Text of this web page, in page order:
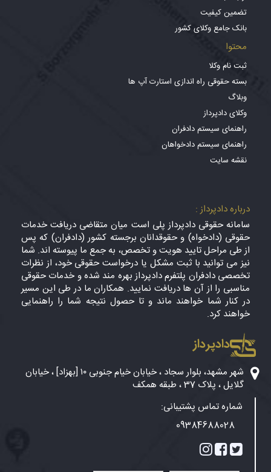
تضمین کیفیت
بانک جامع وکلای کشور
محتوا
ثبت نام وکلا
بسته حقوقی راه اندازی استارت آپ ها
وبلاگ
وکلای دادپرداز
راهنمای سیستم دادفران
راهنمای سیستم دادخواهان
نقشه سایت
درباره دادپرداز :
سامانه حقوقی دادپرداز پلی است میان متقاضی دریافت خدمات
حقوقی (دادخواه) و حقوقدانان برجسته کشور (دادفران) که پس
از طی مراحل تایید هویت و تخصص، به جمع ما پیوسته اند. شما
نیز می توانید با ثبت مشکل یا درخواست حقوقی خود، از نظرات
تخصصی دادفران پلتفرم دادپرداز بهره مند شده و خدمات حقوقی
مناسبی را از آن ها دریافت نمایید. همکاران ما در طی این مسیر
در کنار شما خواهند ماند و تا حصول نتیجه شما را راهنمایی
خواهند کرد.
دادپرداز
شهر مشهد، بلوار سجاد ، خیابان خیام جنوبی ۱۰ [بهزاد] ، خیابان
گلایل ، پلاک 37 ، طبقه همکف
شماره تماس پشتیبانی:
09384688028